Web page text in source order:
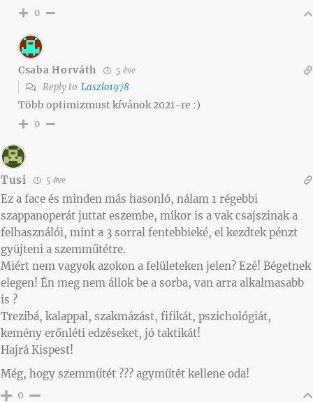
0
Csaba Horváth 5 éve
Reply to Laszlo1978
Több optimizmust kívánok 2021-re :)
0
Tusi 5 éve
Ez a face és minden más hasonló, nálam 1 régebbi
szappanoperát juttat eszembe, mikor is a vak csajszinak a
felhasználói, mint a 3 sorral fentebbieké, el kezdtek pénzt
gyüjteni a szemműtétre.
Miért nem vagyok azokon a felületeken jelen? Ezé! Bégetnek
elegen! Én meg nem állok be a sorba, van arra alkalmasabb
is ?
Trezibá, kalappal, szakmázást, fifikát, pszichológiát,
kemény erőnléti edzéseket, jó taktikát!
Hajrá Kispest!
Még, hogy szemműtét ??? agyműtét kellene oda!
0